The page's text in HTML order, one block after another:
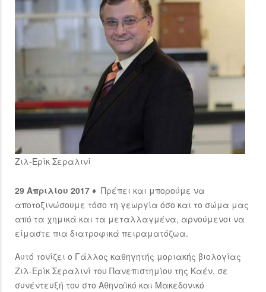
Ζιλ-Ερίκ Σεραλινί
29 Απριλίου 2017 ♦ Πρέπει και μπορούμε να
αποτοξινώσουμε τόσο τη γεωργία όσο και το σώμα μας
από τα χημικά και τα μεταλλαγμένα, αρνούμενοι να
είμαστε πια διατροφικά πειραματόζωα.
Αυτό τονίζει ο Γάλλος καθηγητής μοριακής βιολογίας
Ζιλ-Ερίκ Σεραλινί του Πανεπιστημίου της Καέν, σε
συνέντευξή του στο Αθηναϊκό και Μακεδονικό